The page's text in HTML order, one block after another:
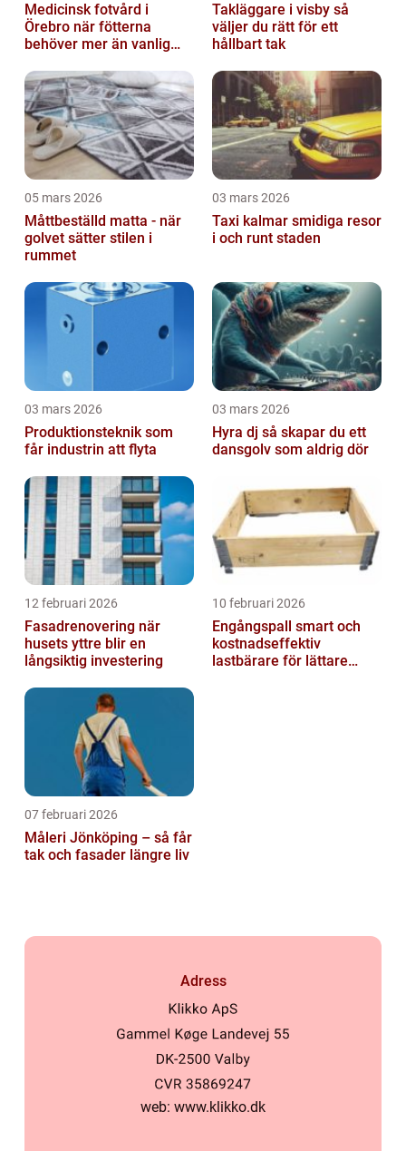
Medicinsk fotvård i
Örebro när fötterna
behöver mer än vanlig
Takläggare i visby så
väljer du rätt för ett
hållbart tak
05 mars 2026
Måttbeställd matta - när
golvet sätter stilen i
rummet
03 mars 2026
Taxi kalmar smidiga resor
i och runt staden
03 mars 2026
Produktionsteknik som
får industrin att flyta
03 mars 2026
Hyra dj så skapar du ett
dansgolv som aldrig dör
12 februari 2026
Fasadrenovering när
husets yttre blir en
långsiktig investering
10 februari 2026
Engångspall smart och
kostnadseffektiv
lastbärare för lättare
07 februari 2026
Måleri Jönköping – så får
tak och fasader längre liv
Adress
web: www.klikko.dk